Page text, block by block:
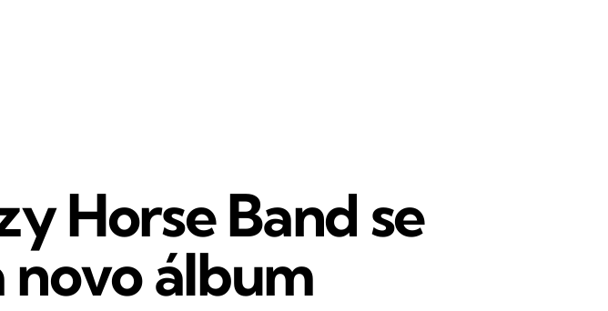
Horse Band se
álbum